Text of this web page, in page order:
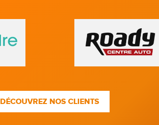
DÉCOUVREZ NOS CLIENTS